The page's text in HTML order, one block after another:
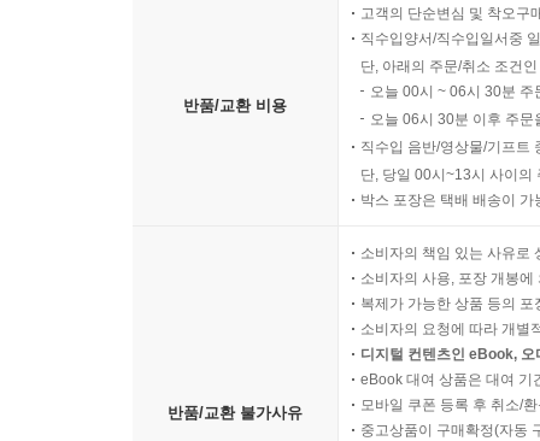
반품/교환 비용
고객의 단순변심 및 착오구
직수입양서/직수입일서중
단, 아래의 주문/취소 조건
오늘 00시 ~ 06시 30분
오늘 06시 30분 이후 주
직수입 음반/영상물/기프트
단, 당일 00시~13시 사이의
박스 포장은 택배 배송이
반품/교환 불가사유
소비자의 책임 있는 사유로
소비자의 사용, 포장 개봉
복제가 가능한 상품 등의
소비자의 요청에 따라 개별
디지털 컨텐츠인 eBook,
eBook 대여 상품은 대여 기
모바일 쿠폰 등록 후 취소/
중고상품이 구매확정(자동